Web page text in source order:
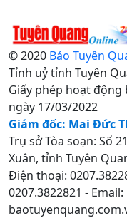
© 2020 Báo Tuyên
Tỉnh uỷ tỉnh Tuyên
Giấy phép hoạt động
ngày 17/03/2022
Giám đốc: Mai Đức
Trụ sở Tòa soạn: Số
Xuân, tỉnh Tuyên
Điện thoại:
0207.3822821 - Email: